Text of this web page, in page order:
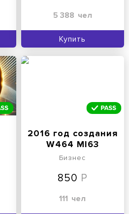
5 388 чел
Купить
2016 год создания
W464 Ml63
Бизнес
850
111 чел